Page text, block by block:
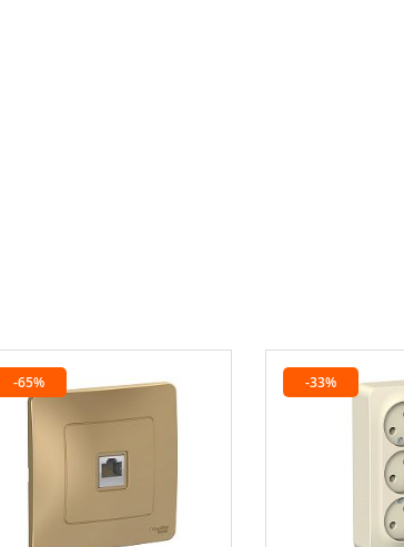
-65% -33%